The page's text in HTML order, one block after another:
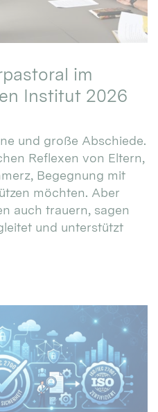
im
Institut 2026
und große Abschiede.
Reflexen von Eltern,
Begegnung mit
möchten. Aber
auch trauern, sagen
und unterstützt